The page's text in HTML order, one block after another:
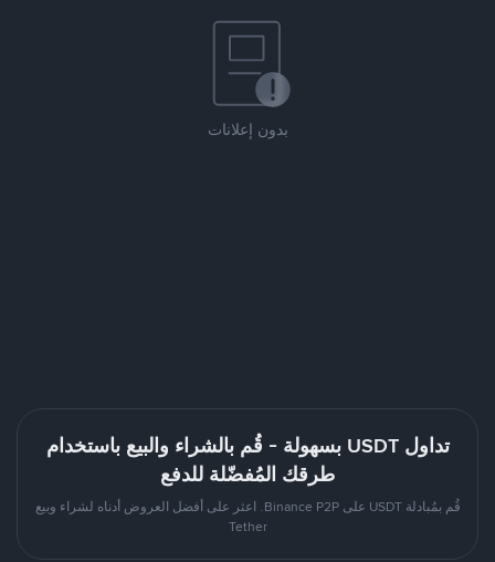
بدون إعلانات
تداول USDT بسهولة - قُم بالشراء والبيع باستخدام
طرقك المُفضّلة للدفع
قُم بمُبادلة USDT على Binance P2P. اعثر على أفضل العروض أدناه لشراء وبيع
Tether